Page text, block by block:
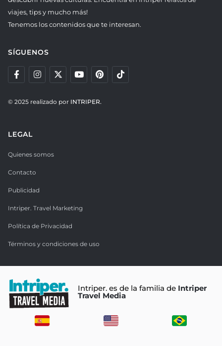
viajes, tips y mucho más!
Tenemos los contenidos que te interesan.
SÍGUENOS
© 2025 realizado por INTRIPER.
LEGAL
Quienes somos
Contacto
Publicidad
Intriper. Travel Marketing
Política de Privacidad
Términos y condiciones de uso
Intriper. es de la familia de Intriper
Travel Media